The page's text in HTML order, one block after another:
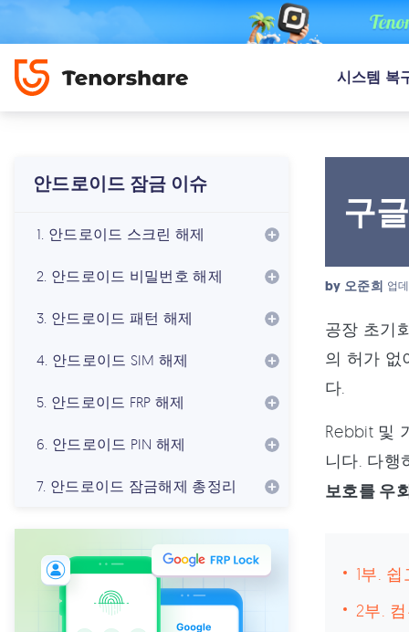
시스템 복
안드로이드 잠금 이슈
1. 안드로이드 스크린 해제
2. 안드로이드 비밀번호 해제
3. 안드로이드 패턴 해제
4. 안드로이드 SIM 해제
5. 안드로이드 FRP 해제
6. 안드로이드 PIN 해제
7. 안드로이드 잠금해제 총정리
구
by 오준희 업
공장 초기
의 허가 없
다.
Rebbit 및
니다. 다행
보호를 우
1부.
2부.